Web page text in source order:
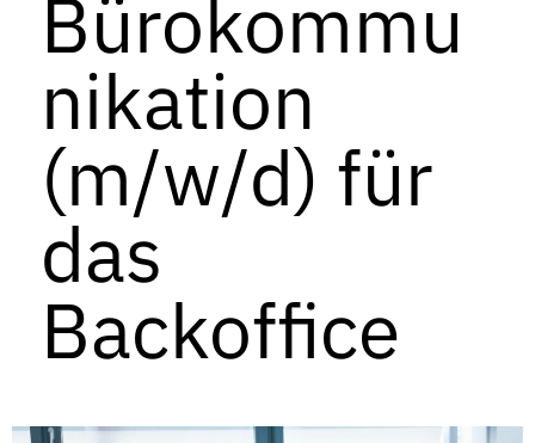
Bürokommu
nikation
(m/w/d) für
das
Backoffice